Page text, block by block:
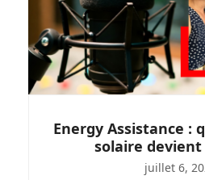
Energy Assistance :
solaire
juillet 6,